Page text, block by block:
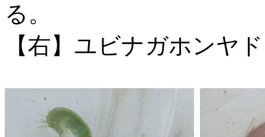
る。
【右】ユビナガホンヤ